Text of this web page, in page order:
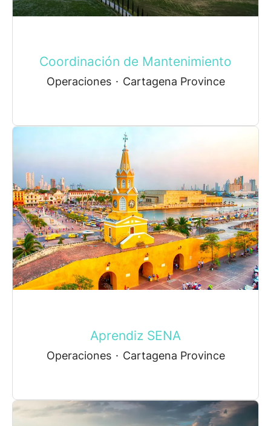
Coordinación de Mantenimiento
Operaciones · Cartagena Province
Aprendiz SENA
Operaciones · Cartagena Province